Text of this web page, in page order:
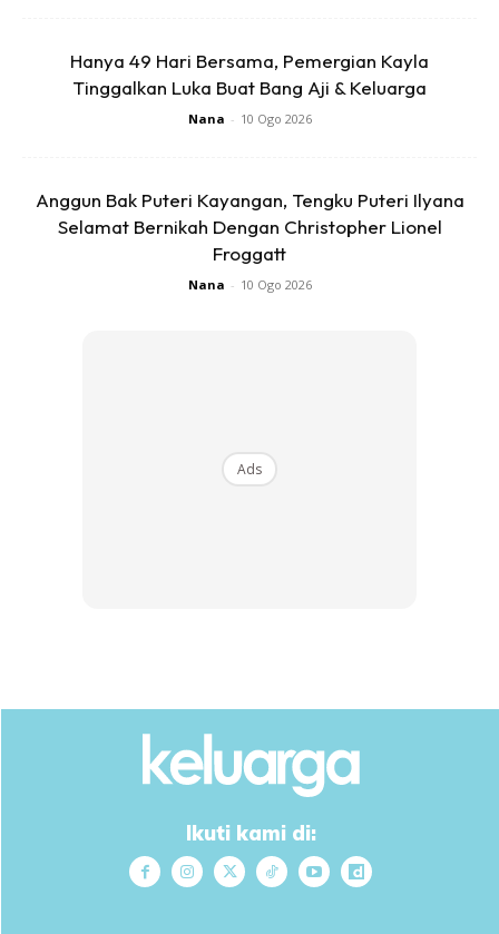
1. Betik dan bijinya. Ada kandungan papain dan carpain,
bersifat antiparasit. Cara mudah untuk anak makan, kisar
betik dengan bijinya sekali, tambah air dan madu. Boleh
2. Bawang putih. Ada allicin, ini ejen penting untuk bunuh
parasit. Banyakkan bawang putih dalam makanan anak,
Hanya 49 Hari Bersama, Pemergian Kayla
Tinggalkan Luka Buat Bang Aji & Keluarga
Nana - 10 Ogo 2026
Anggun Bak Puteri Kayangan, Tengku Puteri Ilyana
Selamat Bernikah Dengan Christopher Lionel
Froggatt
Nana - 10 Ogo 2026
Ads
Ikuti kami di: